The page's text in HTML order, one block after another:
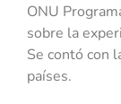
ONU
sobre la
Se contó con
países.